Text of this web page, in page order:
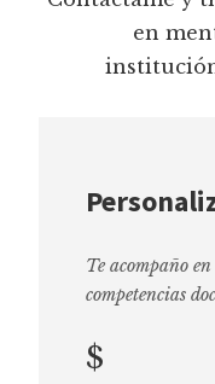
en
Te acompaño
competencias
$